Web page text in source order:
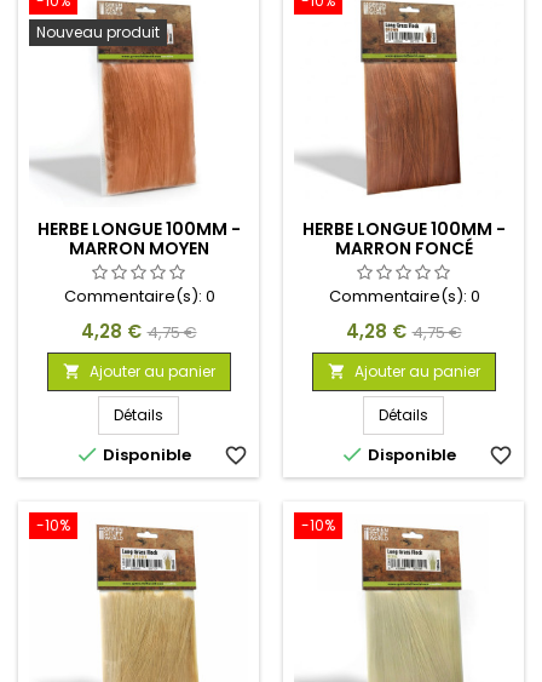
Nouveau produit
HERBE LONGUE 100MM -
MARRON MOYEN
Commentaire(s): 0
Prix
4,28 € Prix
de
base
4,75 €
 Ajouter au panier
Détails
 Disponible favorite_border
HERBE LONGUE 100MM -
MARRON FONCÉ
Commentaire(s): 0
Prix
4,28 € Prix
de
base
4,75 €
 Ajouter au panier
Détails
 Disponible favorite_border
-10% -10%